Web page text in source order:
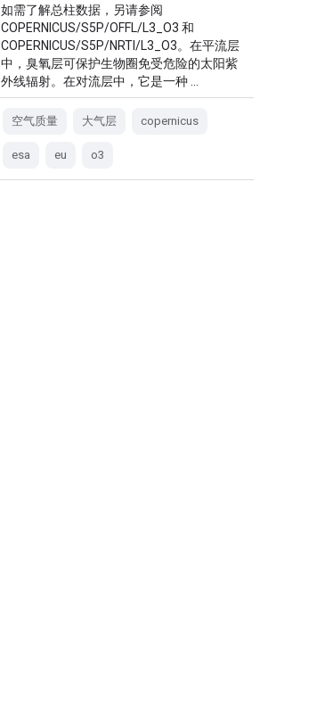
如需了解总柱数据，另请参阅
COPERNICUS/S5P/OFFL/L3_O3 和
COPERNICUS/S5P/NRTI/L3_O3。在平流层
中，臭氧层可保护生物圈免受危险的太阳紫
外线辐射。在对流层中，它是一种 …
空气质量 大气层 copernicus
esa eu o3